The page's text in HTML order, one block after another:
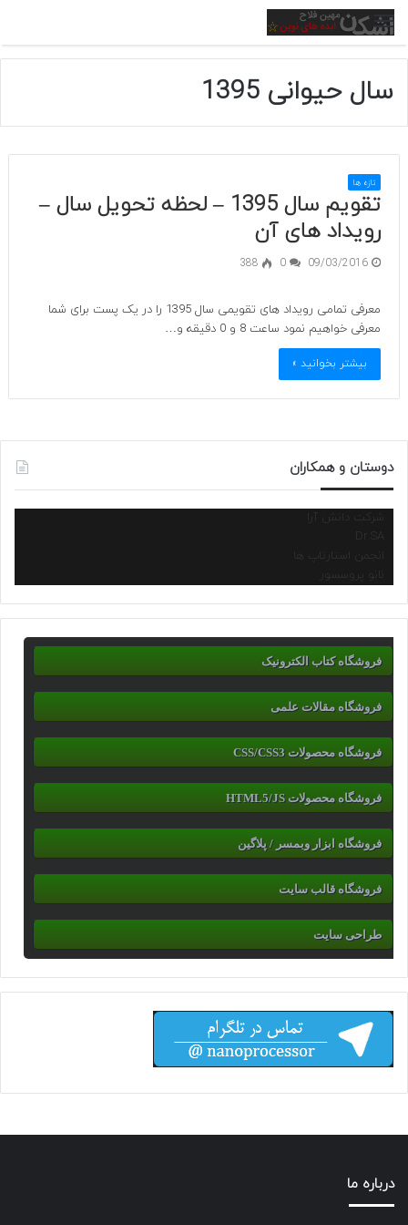
منو
سال حیوانی 1395
تازه ها
تقویم سال 1395 – لحظه تحویل سال –
رویداد های آن
09/03/2016
0
388
معرفی تمامی رویداد های تقویمی سال 1395 را در یک پست برای شما
معرفی خواهیم نمود ساعت 8 و 0 دقیقه و…
بیشتر بخوانید »
دوستان و همکاران
شرکت دانش آرا
انجمن استارتاپ ها
نانو پروسسور
فروشگاه کتاب الکترونیک
فروشگاه مقالات علمی
فروشگاه محصولات CSS/CSS3
فروشگاه محصولات HTML5/JS
فروشگاه ابزار وبمسر / پلاگین
فروشگاه قالب سایت
طراحی سایت
درباره ما